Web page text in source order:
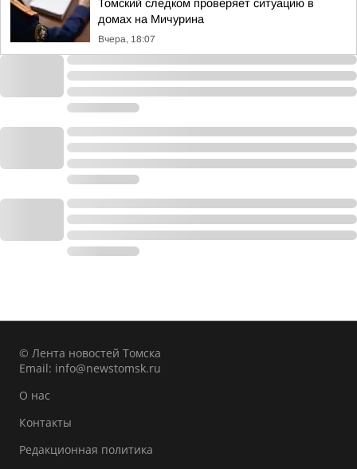
Томский следком проверяет ситуацию в
домах на Мичурина
Вчера, 18:07
© Лента новостей Томска
Email: info@newstomsk.ru
О нас
Контакты
Редакционная политика